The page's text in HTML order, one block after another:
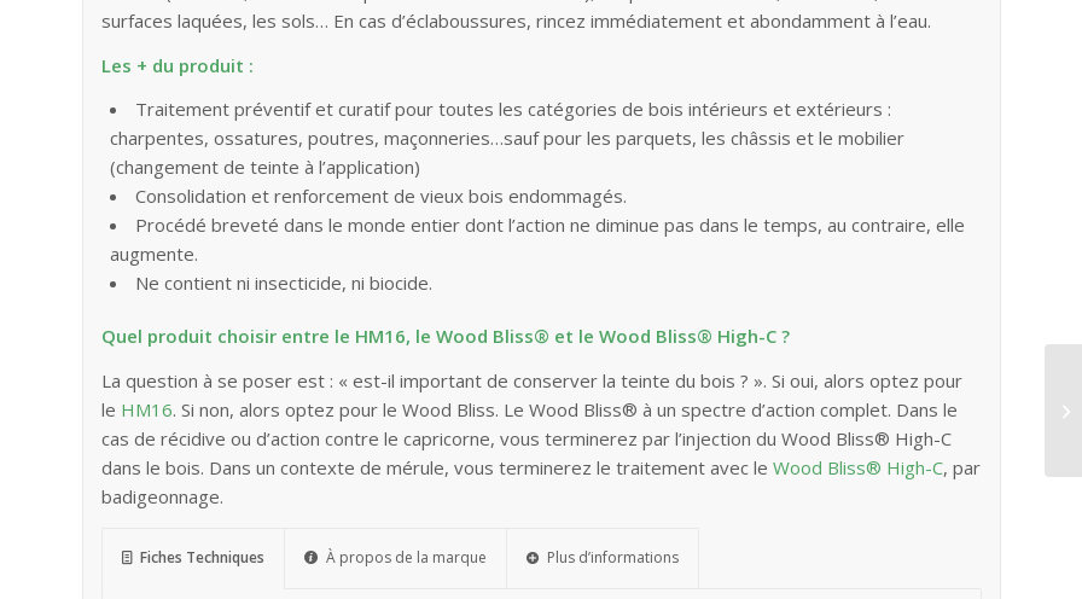
surfaces laquées, les sols… En cas d’éclaboussures, rincez immédiatement et abondamment à l’eau.
Les + du produit :
Traitement préventif et curatif pour toutes les catégories de bois intérieurs et extérieurs :
charpentes, ossatures, poutres, maçonneries…sauf pour les parquets, les châssis et le mobilier
(changement de teinte à l’application)
Consolidation et renforcement de vieux bois endommagés.
Procédé breveté dans le monde entier dont l’action ne diminue pas dans le temps, au contraire, elle
augmente.
Ne contient ni insecticide, ni biocide.
Quel produit choisir entre le HM16, le Wood Bliss® et le Wood Bliss® High-C ?
La question à se poser est : « est-il important de conserver la teinte du bois ? ». Si oui, alors optez pour
le HM16. Si non, alors optez pour le Wood Bliss. Le Wood Bliss® à un spectre d’action complet. Dans le
cas de récidive ou d’action contre le capricorne, vous terminerez par l’injection du Wood Bliss® High-C
dans le bois. Dans un contexte de mérule, vous terminerez le traitement avec leWood Bliss® High-C, par
badigeonnage.
Fiches Techniques À propos de la marque Plus d’informations